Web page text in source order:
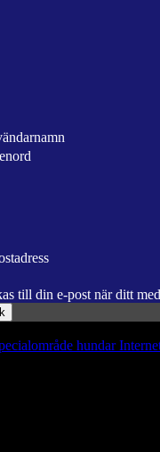
till din e-post när ditt